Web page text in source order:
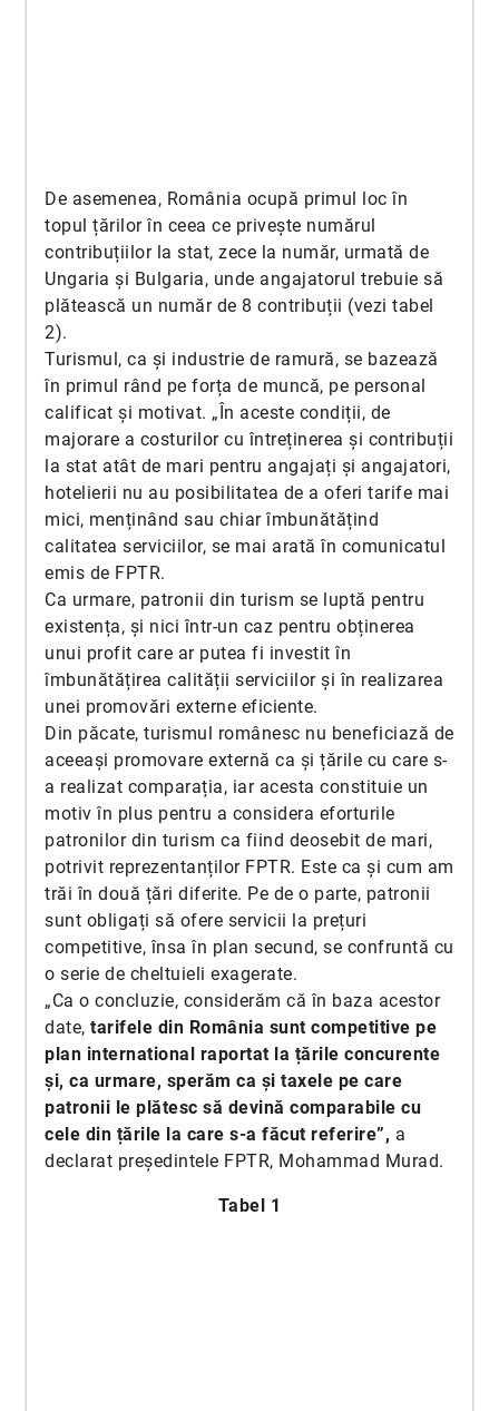
De asemenea, România ocupă primul loc în
topul țărilor în ceea ce privește numărul
contribuțiilor la stat, zece la număr, urmată de
Ungaria și Bulgaria, unde angajatorul trebuie să
plătească un număr de 8 contribuții (vezi tabel
2).
Turismul, ca și industrie de ramură, se bazează
în primul rând pe forța de muncă, pe personal
calificat și motivat. „În aceste condiții, de
majorare a costurilor cu întreținerea și contribuții
la stat atât de mari pentru angajați și angajatori,
hotelierii nu au posibilitatea de a oferi tarife mai
mici, menținând sau chiar îmbunătățind
calitatea serviciilor, se mai arată în comunicatul
emis de FPTR.
Ca urmare, patronii din turism se luptă pentru
existența, și nici într-un caz pentru obținerea
unui profit care ar putea fi investit în
îmbunătățirea calității serviciilor și în realizarea
unei promovări externe eficiente.
Din păcate, turismul românesc nu beneficiază de
aceeași promovare externă ca și țările cu care s-
a realizat comparația, iar acesta constituie un
motiv în plus pentru a considera eforturile
patronilor din turism ca fiind deosebit de mari,
potrivit reprezentanților FPTR. Este ca și cum am
trăi în două țări diferite. Pe de o parte, patronii
sunt obligați să ofere servicii la prețuri
competitive, însa în plan secund, se confruntă cu
o serie de cheltuieli exagerate.
„Ca o concluzie, considerăm că în baza acestor
date, tarifele din România sunt competitive pe
plan international raportat la țările concurente
și, ca urmare, sperăm ca și taxele pe care
patronii le plătesc să devină comparabile cu
cele din țările la care s-a făcut referire”, a
declarat președintele FPTR, Mohammad Murad.
Tabel 1